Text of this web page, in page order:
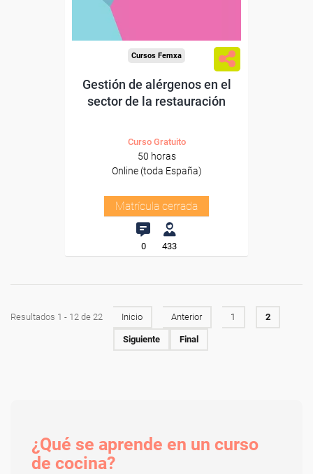
Cursos Femxa
Gestión de alérgenos en el
sector de la restauración
Curso Gratuito
50 horas
Online (toda España)
Matrícula cerrada
0 433
Resultados 1 - 12 de 22 Inicio Anterior 1 2
Siguiente Final
¿Qué se aprende en un curso
de cocina?